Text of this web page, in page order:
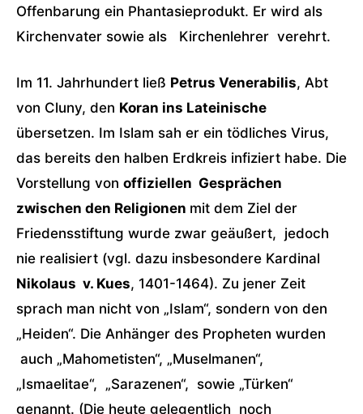
Offenbarung ein Phantasieprodukt. Er wird als
Kirchenvater sowie als Kirchenlehrer verehrt.
Im 11. Jahrhundert ließ Petrus Venerabilis, Abt
von Cluny, den Koran ins Lateinische
übersetzen. Im Islam sah er ein tödliches Virus,
das bereits den halben Erdkreis infiziert habe. Die
Vorstellung von offiziellen Gesprächen
zwischen den Religionen mit dem Ziel der
Friedensstiftung wurde zwar geäußert, jedoch
nie realisiert (vgl. dazu insbesondere Kardinal
Nikolaus v. Kues, 1401-1464). Zu jener Zeit
sprach man nicht von „Islam“, sondern von den
„Heiden“. Die Anhänger des Propheten wurden
auch „Mahometisten“, „Muselmanen“,
„Ismaelitae“, „Sarazenen“, sowie „Türken“
genannt. (Die heute gelegentlich noch